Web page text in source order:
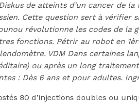
chers
Site
de atteints d’un cancer de
Cette question sert à vérifier
révolutionne les codes de
fonctions. Pétrir au robot en
VDM Dans certaines
ou après un long
: Dès 6 ans et pour adultes.
80 d’injections doubles ou